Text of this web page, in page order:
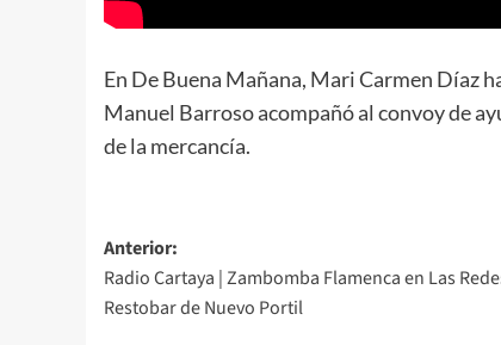
En De Buena Mañana, Mari Carmen Díaz
Manuel Barroso acompañó al convoy de
de la mercancía.
Anterior:
Radio Cartaya | Zambomba Flamenca en Las
Restobar de Nuevo Portil